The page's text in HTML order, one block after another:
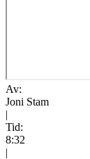
Av:
Joni Stam
|
Tid:
8:32
|